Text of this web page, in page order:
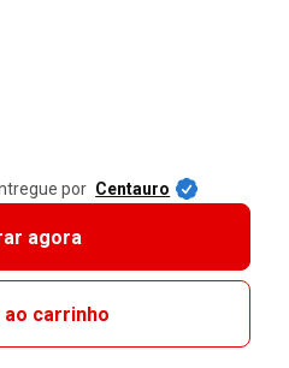
por Centauro
agora
carrinho